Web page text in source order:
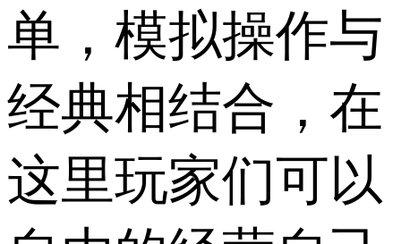
单，模拟操作与
经典相结合，在
这里玩家们可以